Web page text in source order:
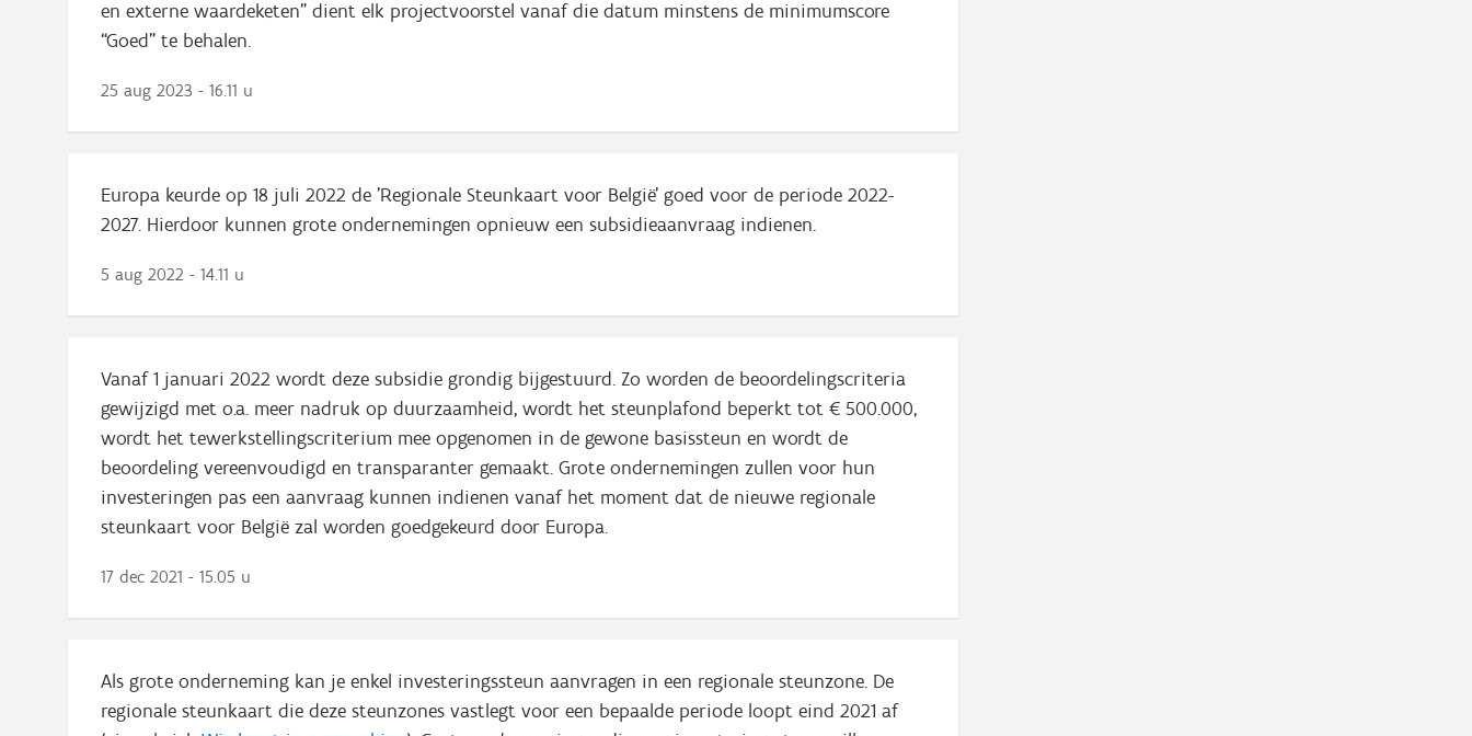
en externe waardeketen” dient elk projectvoorstel vanaf die datum minstens de minimumscore
“Goed” te behalen.
25 aug 2023 - 16.11 u
Europa keurde op 18 juli 2022 de 'Regionale Steunkaart voor België' goed voor de periode 2022-
2027. Hierdoor kunnen grote ondernemingen opnieuw een subsidieaanvraag indienen.
5 aug 2022 - 14.11 u
Vanaf 1 januari 2022 wordt deze subsidie grondig bijgestuurd. Zo worden de beoordelingscriteria
gewijzigd met o.a. meer nadruk op duurzaamheid, wordt het steunplafond beperkt tot € 500.000,
wordt het tewerkstellingscriterium mee opgenomen in de gewone basissteun en wordt de
beoordeling vereenvoudigd en transparanter gemaakt. Grote ondernemingen zullen voor hun
investeringen pas een aanvraag kunnen indienen vanaf het moment dat de nieuwe regionale
steunkaart voor België zal worden goedgekeurd door Europa.
17 dec 2021 - 15.05 u
Als grote onderneming kan je enkel investeringssteun aanvragen in een regionale steunzone. De
regionale steunkaart die deze steunzones vastlegt voor een bepaalde periode loopt eind 2021 af